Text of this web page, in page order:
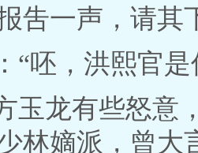
吿一声，请其
“呸，洪熙官
玉龙有些怒意
林嫡派，曾大